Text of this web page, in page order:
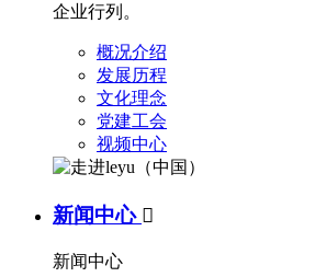
企业行列。
概况介绍
发展历程
文化理念
党建工会
视频中心
新闻中心 
新闻中心